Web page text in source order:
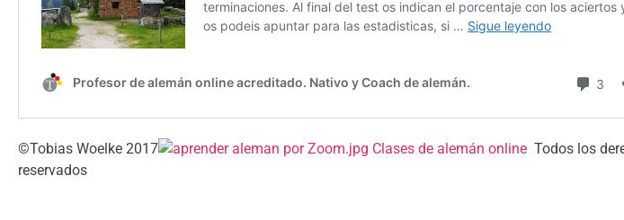
©Tobias Woelke 2017
Todos los
reservados